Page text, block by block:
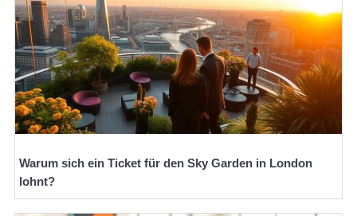
Warum sich ein Ticket für den Sky Garden in London
lohnt?